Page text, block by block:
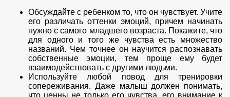
Обсуждайте с ребенком то, что он чувствует. Учите
его различать оттенки эмоций, причем начинать
нужно с самого младшего возраста. Покажите, что
для одного и того же чувства есть множество
названий. Чем точнее он научится распознавать
собственные эмоции, тем проще ему будет
взаимодействовать с другими людьми.
Используйте любой повод для тренировки
сопереживания. Даже малыш должен понимать,
что ценны не только его чувства, его внимание к